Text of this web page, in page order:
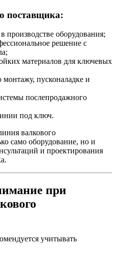
поставщика:
производстве оборудования;
решение с
материалов для ключевых
монтажу, пусконаладке и
послепродажного
под ключ.
валкового
само оборудование, но и
и проектирования
при
учитывать